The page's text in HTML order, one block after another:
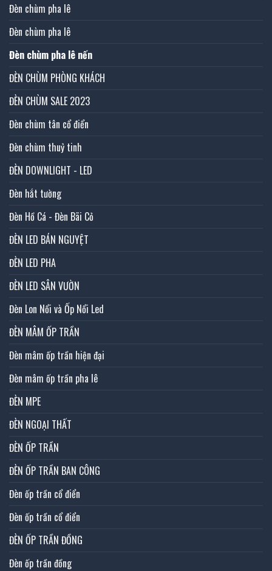
Đèn chùm pha lê
Đèn chùm pha lê
Đèn chùm pha lê nến
ĐÈN CHÙM PHÒNG KHÁCH
ĐÈN CHÙM SALE 2023
Đèn chùm tân cổ điển
Đèn chùm thuỷ tinh
ĐÈN DOWNLIGHT - LED
Đèn hắt tường
Đèn Hồ Cá - Đèn Bãi Cỏ
ĐÈN LED BÁN NGUYỆT
ĐÈN LED PHA
ĐÈN LED SÂN VƯỜN
Đèn Lon Nổi và Ốp Nổi Led
ĐÈN MÂM ỐP TRẦN
Đèn mâm ốp trần hiện đại
Đèn mâm ốp trần pha lê
ĐÈN MPE
ĐÈN NGOẠI THẤT
ĐÈN ỐP TRẦN
ĐÈN ỐP TRẦN BAN CÔNG
Đèn ốp trần cổ điển
Đèn ốp trần cổ điển
ĐÈN ỐP TRẦN ĐỒNG
Đèn ốp trần đồng